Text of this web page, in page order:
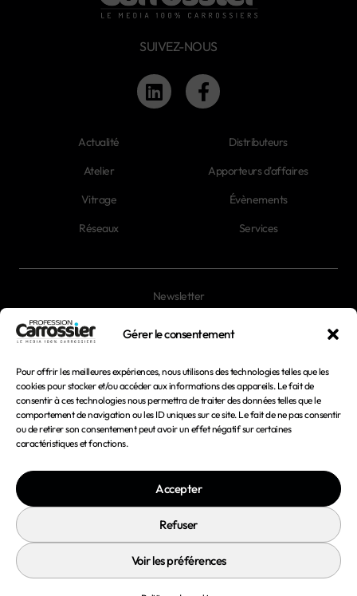
Gérer le consentement
Pour offrir les meilleures expériences, nous utilisons des technologies telles que les
cookies pour stocker et/ou accéder aux informations des appareils. Le fait de
consentir à ces technologies nous permettra de traiter des données telles que le
comportement de navigation ou les ID uniques sur ce site. Le fait de ne pas consentir
ou de retirer son consentement peut avoir un effet négatif sur certaines
caractéristiques et fonctions.
Accepter
Refuser
Voir les préférences
SUIVEZ-NOUS
Actualité
Atelier
Vitrage
Réseaux
Distributeurs
Apporteurs d'affaires
Évènements
Services
Newsletter
Mentions légales
Conditions générales d'utilisation
Conditions générales de vente
Politique de cookies
© 2026 Profession Carrossier - Tous droits réservés